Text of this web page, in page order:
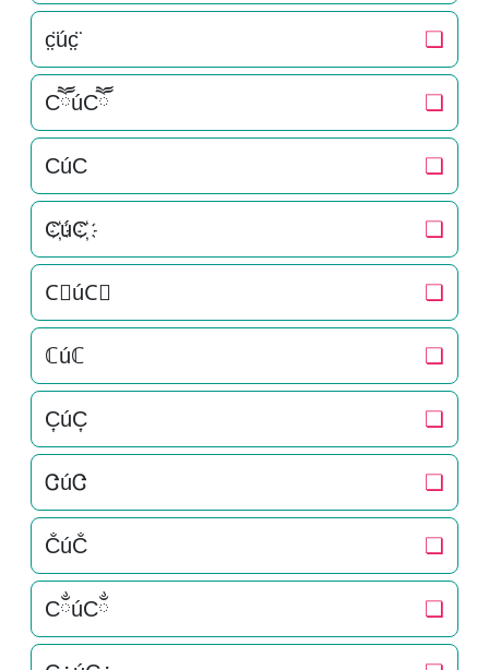
c̤̈úc̤̈ ❏
CཽúCཽ ❏
CúC ❏
C҉úC҉ ❏
C⃜úC⃜ ❏
ℂúℂ ❏
C͎úC͎ ❏
ᏣúᏣ ❏
C̐úC̐ ❏
CྂúCྂ ❏